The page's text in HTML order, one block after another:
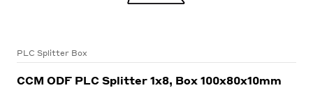
PLC Splitter Box
CCM ODF PLC Splitter 1x8, Box 100x80x10mm